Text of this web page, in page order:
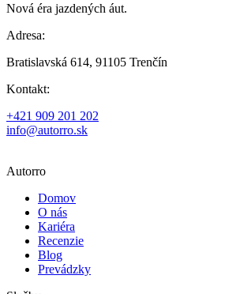
Nová éra jazdených áut.
Adresa:
Bratislavská 614, 91105 Trenčín
Kontakt:
+421 909 201 202
info@autorro.sk
Autorro
Domov
O nás
Kariéra
Recenzie
Blog
Prevádzky